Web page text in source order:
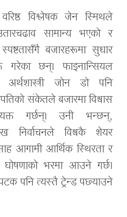
विश्लेषक जेन स्मिथले
सामान्य भएको र
स्पष्टतासँगै बजारहरूमा सुधार
गरेका छन्। फाइनान्सियल
अर्थशास्त्री जोन डो पनि
संकेतले बजारमा विश्वास
गर्छन्। उनी भन्छन्,
निर्वाचनले विश्वकै शेयर
आगामी आर्थिक स्थिरता र
घोषणाको भरमा आउने गर्छ।
पनि त्यस्तै ट्रेन्ड पछ्याउने